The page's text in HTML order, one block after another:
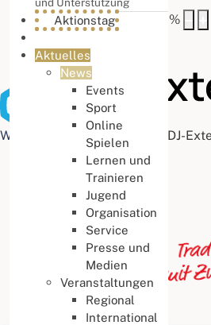
Buchstabenabstand
%
Web Accessibility plugin by DJ-
Aktionstag
Aktuelles
News
Events
Sport
Online
Spielen
Lernen und
Trainieren
Jugend
Organisation
Service
Presse und
Medien
Veranstaltungen
Regional
International